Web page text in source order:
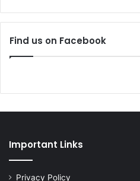
Find us on Facebook
Important Links
Privacy Policy